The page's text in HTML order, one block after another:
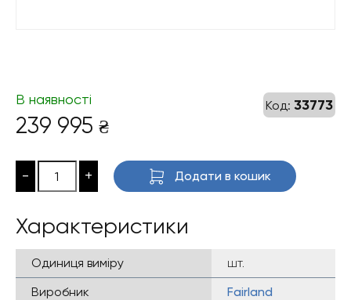
Код: 33773
В наявності
239 995 ₴
- + Додати в кошик
Характеристики
Одиниця виміру
шт.
Виробник
Fairland